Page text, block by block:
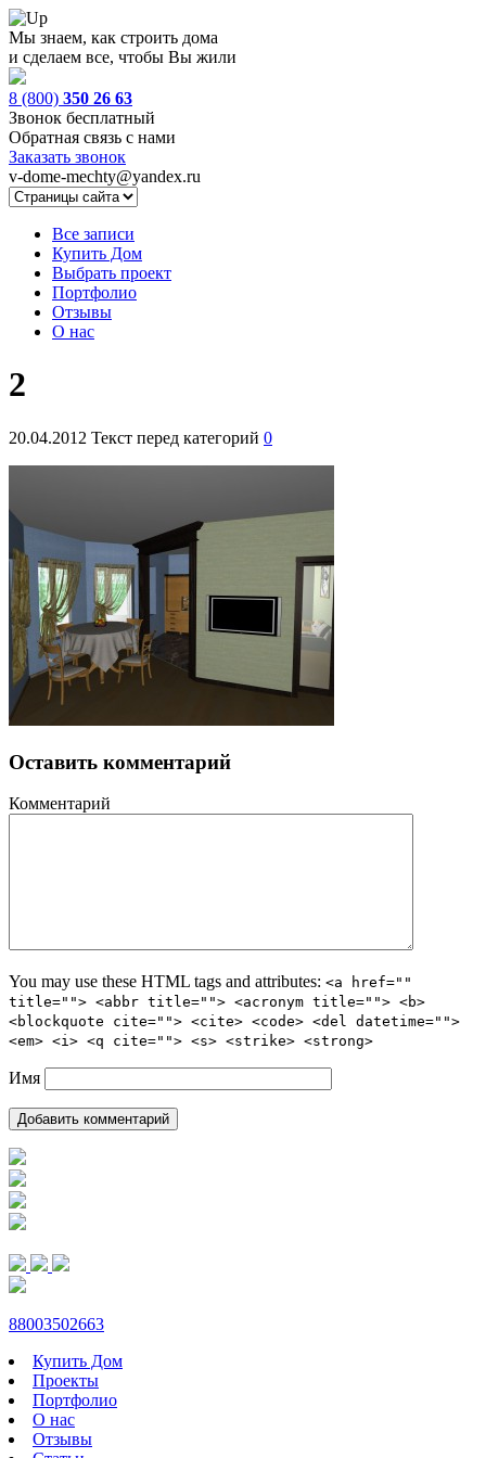
Мы знаем, как строить дома
и сделаем все, чтобы Вы жили
8 (800) 350 26 63
Звонок бесплатный
Обратная связь с нами
Заказать звонок
v-dome-mechty@yandex.ru
Все записи
Купить Дом
Выбрать проект
Портфолио
Отзывы
О нас
2
20.04.2012 Текст перед категорий 0
Оставить комментарий
Комментарий
You may use these HTML tags and attributes: <a href=""
title=""> <abbr title=""> <acronym title=""> <b>
<blockquote cite=""> <cite> <code> <del datetime="">
<em> <i> <q cite=""> <s> <strike> <strong>
Имя
88003502663
Купить Дом
Проекты
Портфолио
О нас
Отзывы